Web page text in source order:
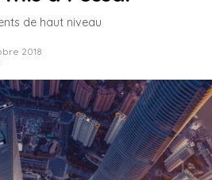
de haut niveau
2018